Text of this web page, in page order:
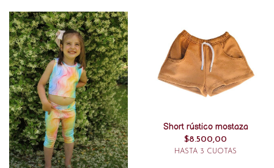
Short rústico mostaza
$8.500,00
HASTA 3 CUOTAS